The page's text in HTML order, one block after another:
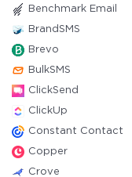
Benchmark Email
BrandSMS
Brevo
BulkSMS
ClickSend
ClickUp
Constant Contact
Copper
Crove